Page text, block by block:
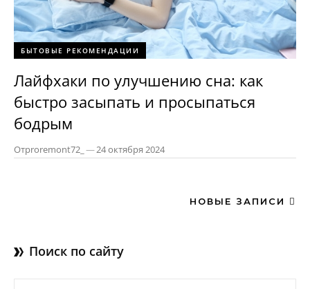
БЫТОВЫЕ РЕКОМЕНДАЦИИ
Лайфхаки по улучшению сна: как
быстро засыпать и просыпаться
бодрым
Отproremont72_ —24 октября 2024
НОВЫЕ ЗАПИСИ
Поиск по сайту